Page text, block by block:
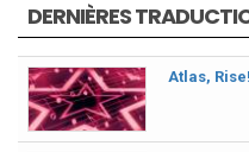
DERNIÈRES
Atlas,